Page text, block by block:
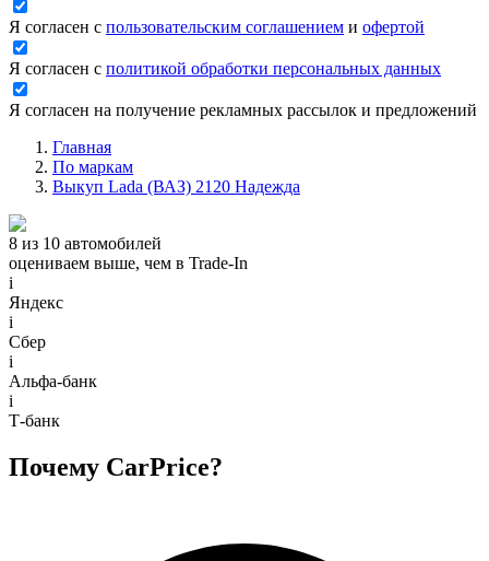
Я согласен с пользовательским соглашением и офертой
Я согласен с политикой обработки персональных данных
Я согласен на получение рекламных рассылок и предложений
Главная
По маркам
Выкуп Lada (ВАЗ) 2120 Надежда
8 из 10 автомобилей
оцениваем выше, чем в Trade‑In
i
Яндекс
i
Сбер
i
Альфа-банк
i
Т-банк
Почему CarPrice?